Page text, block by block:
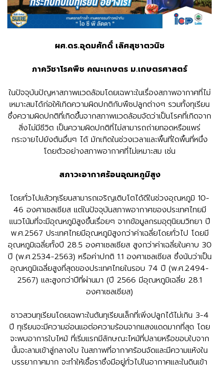
ผศ.ดร.อุดมศักดิ์ เลิศสุชาตวนิช
ภาควิชาโรคพืช คณะเกษตร ม.เกษตรศาสตร์
ในปัจจุบันปัญหาสภาพแวดล้อมโดยเฉพาะในเรื่องสภาพอากาศที่ไม่
เหมาะสมได้ก่อให้เกิดความผิดปกติกับพืชปลูกต่างๆ รวมทั้งทุเรียน
ซึ่งความผิดปกติที่เกิดขึ้นจากสภาพแวดล้อมจัดว่าเป็นโรคที่เกิดจาก
สิ่งไม่มีชีวิต เป็นความผิดปกติที่ไม่สามารถถ่ายทอดหรือแพร่
กระจายไปยังต้นอื่นๆ ได้ มักเกิดในช่วงเวลาและพื้นที่ใดพื้นที่หนึ่ง
โดยตัวอย่างสภาพอากาศที่ไม่เหมาะสม เช่น
สภาวะอากาศร้อนอุณหภูมิสูง
โดยทั่วไปแล้วทุเรียนสามารถเจริญเติบโตได้ดีในช่วงอุณหภูมิ 10-
46 องศาเซลเซียส แต่ในปัจจุบันสภาพอากาศของประเทศไทยมี
แนวโน้มที่จะมีอุณหภูมิสูงขึ้นเรื่อยๆ จากข้อมูลกรมอุตุนิยมวิทยา ปี
พ.ศ.2567 ประเทศไทยมีอุณหภูมิสูงกว่าค่าเฉลี่ยโดยทั่วไป โดยมี
อุณหภูมิเฉลี่ยทั้งปี 28.5 องศาเซลเซียส สูงกว่าค่าเฉลี่ยในคาบ 30
ปี (พ.ศ.2534-2563) หรือค่าปกติ 1.1 องศาเซลเซียส ซึ่งนับว่าเป็น
อุณหภูมิเฉลี่ยสูงที่สุดของประเทศไทยในรอบ 74 ปี (พ.ศ.2494-
2567) และสูงกว่าปีที่ผ่านมา (ปี 2566 มีอุณหภูมิเฉลี่ย 28.1
องศาเซลเซียส)
ชาวสวนทุเรียนโดยเฉพาะในต้นทุเรียนเล็กที่เพิ่งปลูกได้ไม่เกิน 3-4
ปี ทุเรียนจะมีความอ่อนแอต่อความร้อนจากแสงแดดมากที่สุด โดย
จะพบอาการใบไหม้ ที่เริ่มแรกมีลักษณะไหม้ที่ปลายหรือขอบใบจาก
นั้นจะลามเข้าสู่กลางใบ ในสภาพที่อากาศร้อนจัดและมีความแห้งใน
บรรยากาศมาก จะทำให้เชื้อราซึ่งมีอยู่ทั่วไปในอากาศและในดินเข้า